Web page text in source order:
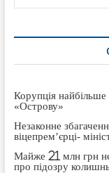
они
Корупція
«Острову»
Незаконне
віцепрем’єрці-
Майже 21 млн грн
про підозру